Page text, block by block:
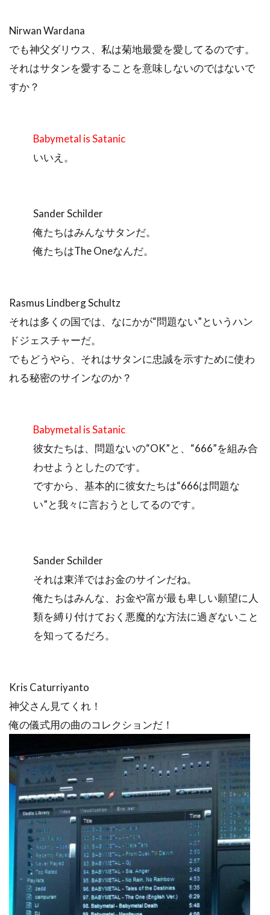
Nirwan Wardana
でも神父ダリウス、私は菊地最愛を愛してるのです。
それはサタンを愛することを意味しないのではないで
すか？
Babymetal is Satanic
いいえ。
Sander Schilder
俺たちはみんなサタンだ。
俺たちはThe Oneなんだ。
Rasmus Lindberg Schultz
それは多くの国では、なにかが“問題ない”というハン
ドジェスチャーだ。
でもどうやら、それはサタンに忠誠を示すために使わ
れる秘密のサインなのか？
Babymetal is Satanic
彼女たちは、問題ないの“OK”と、“666”を組み合
わせようとしたのです。
ですから、基本的に彼女たちは“666は問題な
い”と我々に言おうとしてるのです。
Sander Schilder
それは東洋ではお金のサインだね。
俺たちはみんな、お金や富が最も卑しい願望に人
類を縛り付けておく悪魔的な方法に過ぎないこと
を知ってるだろ。
Kris Caturriyanto
神父さん見てくれ！
俺の儀式用の曲のコレクションだ！